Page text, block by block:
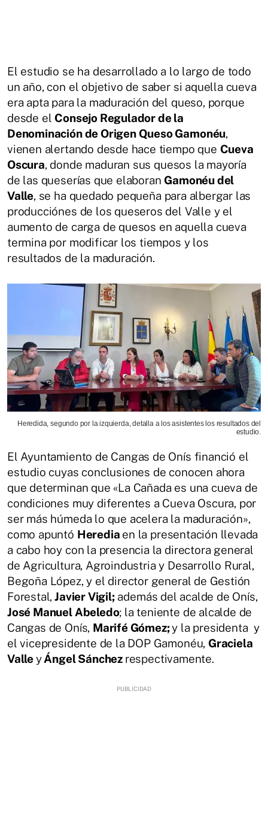
El estudio se ha desarrollado a lo largo de todo
un año, con el objetivo de saber si aquella cueva
era apta para la maduración del queso, porque
desde el Consejo Regulador de la
Denominación de Origen Queso Gamonéu,
vienen alertando desde hace tiempo que Cueva
Oscura, donde maduran sus quesos la mayoría
de las queserías que elaboran Gamonéu del
Valle, se ha quedado pequeña para albergar las
producciónes de los queseros del Valle y el
aumento de carga de quesos en aquella cueva
termina por modificar los tiempos y los
resultados de la maduración.
Heredida, segundo por la izquierda, detalla a los asistentes los resultados del
estudio.
El Ayuntamiento de Cangas de Onís financió el
estudio cuyas conclusiones de conocen ahora
que determinan que «La Cañada es una cueva de
condiciones muy diferentes a Cueva Oscura, por
ser más húmeda lo que acelera la maduración»,
como apuntó Heredia en la presentación llevada
a cabo hoy con la presencia la directora general
de Agricultura, Agroindustria y Desarrollo Rural,
Begoña López, y el director general de Gestión
Forestal, Javier Vigil;además del acalde de Onís,
José Manuel Abeledo; la teniente de alcalde de
Cangas de Onís, Marifé Gómez;y la presidenta y
el vicepresidente de la DOP Gamonéu, Graciela
ValleyÁngel Sánchez respectivamente.